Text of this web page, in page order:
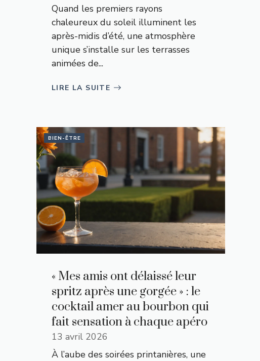
Quand les premiers rayons
chaleureux du soleil illuminent les
après-midis d’été, une atmosphère
unique s’installe sur les terrasses
animées de...
LIRE LA SUITE
BIEN-ÊTRE
« Mes amis ont délaissé leur
spritz après une gorgée » : le
cocktail amer au bourbon qui
fait sensation à chaque apéro
13 avril 2026
À l’aube des soirées printanières, une